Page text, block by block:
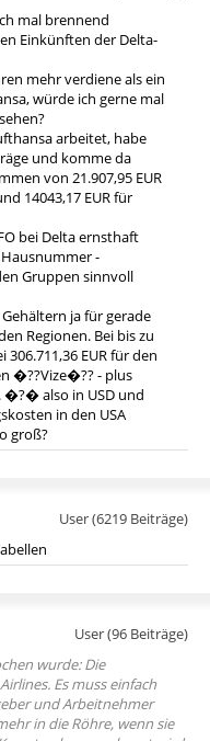
mal brennend
Einkünften der Delta-
mehr verdiene als ein
würde ich gerne mal
arbeitet, habe
und komme da
von 21.907,95 EUR
14043,17 EUR für
bei Delta ernsthaft
Hausnummer -
Gruppen sinnvoll
ja für gerade
Regionen. Bei bis zu
EUR für den
�??Vize�?? - plus
also in USD und
in den USA
groß?
User (6219 Beiträge)
User (96 Beiträge)
wurde: Die
Es muss einfach
und Arbeitnehmer
in die Röhre, wenn sie